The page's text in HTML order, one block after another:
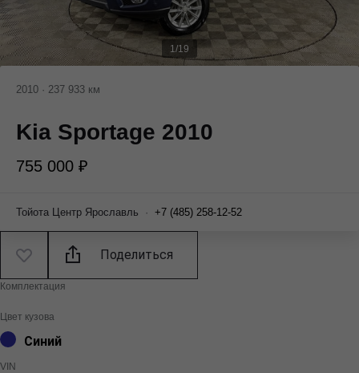
1/19
2010 · 237 933 км
Kia Sportage 2010
755 000 ₽
Тойота Центр Ярославль · +7 (485) 258-12-52
Поделиться
Комплектация
Цвет кузова
Синий
VIN